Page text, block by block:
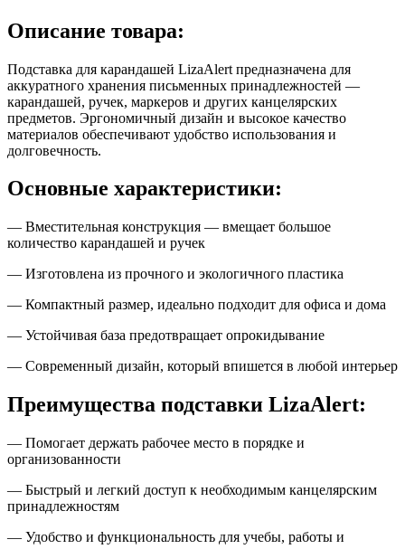
Описание товара:
Подставка для карандашей LizaAlert предназначена для
аккуратного хранения письменных принадлежностей —
карандашей, ручек, маркеров и других канцелярских
предметов. Эргономичный дизайн и высокое качество
материалов обеспечивают удобство использования и
долговечность.
Основные характеристики:
— Вместительная конструкция — вмещает большое
количество карандашей и ручек
— Изготовлена из прочного и экологичного пластика
— Компактный размер, идеально подходит для офиса и дома
— Устойчивая база предотвращает опрокидывание
— Современный дизайн, который впишется в любой интерьер
Преимущества подставки LizaAlert:
— Помогает держать рабочее место в порядке и
организованности
— Быстрый и легкий доступ к необходимым канцелярским
принадлежностям
— Удобство и функциональность для учебы, работы и